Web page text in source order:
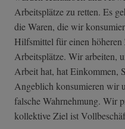
Arbeitsplätze zu retten. Es
die Waren, die wir
Hilfsmittel für einen
Arbeitsplätze. Wir arbeiten,
Arbeit hat, hat Einkommen,
Angeblich konsumieren wir
falsche Wahrnehmung. Wir
kollektive Ziel ist